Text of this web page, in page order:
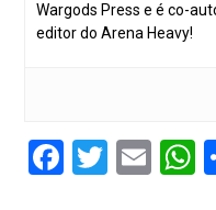
Wargods Press e é co-
editor do Arena Heavy!
Facebook
Twitter